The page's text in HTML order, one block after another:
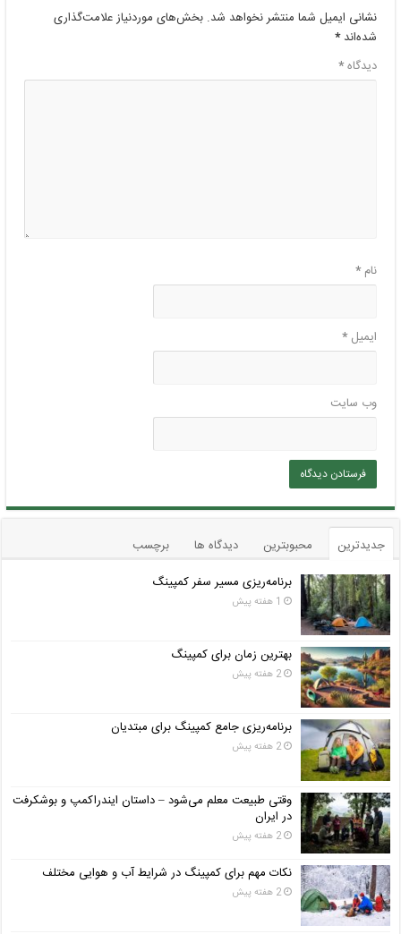
نشانی ایمیل شما منتشر نخواهد شد. بخش‌های موردنیاز علامت‌گذاری
شده‌اند*
دیدگاه*
نام*
ایمیل*
وب‌ سایت
جدیدترین محبوبترین دیدگاه ها
برچسب
برنامه‌ریزی مسیر سفر کمپینگ
1 هفته پیش
بهترین زمان برای کمپینگ
2 هفته پیش
برنامه‌ریزی جامع کمپینگ برای مبتدیان
2 هفته پیش
وقتی طبیعت معلم می‌شود – داستان ایندراکمپ و بوشکرفت
در ایران
2 هفته پیش
نکات مهم برای کمپینگ در شرایط آب و هوایی مختلف
2 هفته پیش